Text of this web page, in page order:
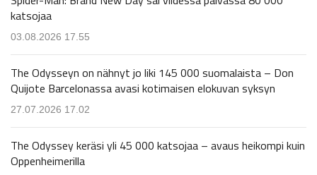
katsojaa
03.08.2026 17.55
The Odysseyn on nähnyt jo liki 145 000 suomalaista – Don
Quijote Barcelonassa avasi kotimaisen elokuvan syksyn
27.07.2026 17.02
The Odyssey keräsi yli 45 000 katsojaa – avaus heikompi kuin
Oppenheimerilla